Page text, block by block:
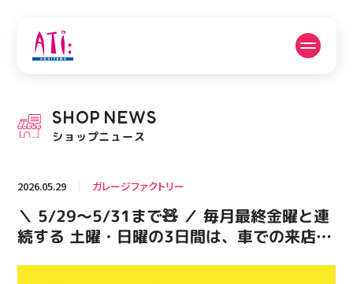
PICK UP NEWS
ピックアップニュース
フロアガイド 営業時間
SHOP NEWS
ショップニュース
2026.05.29 ガレージファクトリー
＼ 5/29〜5/31まで🧸 ／ 毎月最終金曜と連
続する 土曜・日曜の3日間は、車での来店が